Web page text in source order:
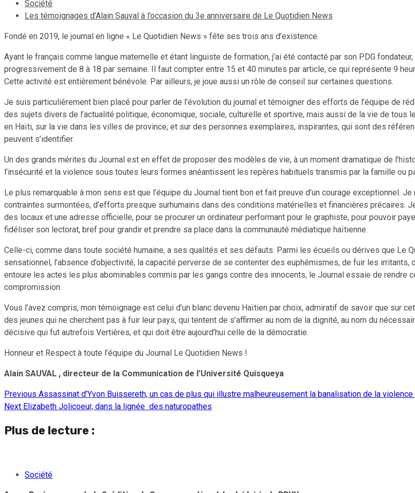
Société
Les témoignages d’Alain Sauval à l’occasion du 3e anniversaire de Le Quotidien News
Fondé en 2019, le journal en ligne « Le Quotidien News » fête ses trois ans d’existence.
Ayant le français comme langue maternelle et étant linguiste de formation, j’ai été contacté par son PDG
progressivement de 8 à 18 par semaine. Il faut compter entre 15 et 40 minutes par article, ce qui représente 9
Cette activité est entièrement bénévole. Par ailleurs, je joue aussi un rôle de conseil sur certaines questions.
Je suis particulièrement bien placé pour parler de l’évolution du journal et témoigner des efforts de l’équipe de
des sujets divers de l’actualité politique, économique, sociale, culturelle et sportive, mais aussi de la vie de
en Haïti, sur la vie dans les villes de province, et sur des personnes exemplaires, inspirantes, qui sont des
peuvent s’identifier.
Un des grands mérites du Journal est en effet de proposer des modèles de vie, à un moment dramatique de
l’insécurité et la violence sous toutes leurs formes anéantissent les repères habituels transmis par la famille ou
Le plus remarquable à mon sens est que l’équipe du Journal tient bon et fait preuve d’un courage exceptionnel.
contraintes surmontées, d’efforts presque surhumains dans des conditions matérielles et financières
des locaux et une adresse officielle, pour se procurer un ordinateur performant pour le graphiste, pour pouvoir
fidéliser son lectorat, bref pour grandir et prendre sa place dans la communauté médiatique haïtienne.
Celle-ci, comme dans toute société humaine, a ses qualités et ses défauts. Parmi les écueils ou dérives que Le
sensationnel, l’absence d’objectivité, la capacité perverse de se contenter des euphémismes, de fuir les
entoure les actes les plus abominables commis par les gangs contre des innocents, le Journal essaie de rendre
compromission.
Vous l’avez compris, mon témoignage est celui d’un blanc devenu Haïtien par choix, admiratif de savoir que sur
des jeunes qui ne cherchent pas à fuir leur pays, qui tentent de s’affirmer au nom de la dignité, au nom du
décisive qui fut autrefois Vertières, et qui doit être aujourd’hui celle de la démocratie.
Honneur et Respect à toute l’équipe du Journal Le Quotidien News !
Alain SAUVAL , directeur de la Communication de l’Université Quisqueya
Continue
Previous Assassinat d’Yvon Buissereth, un cas de plus qui illustre malheureusement la banalisation de la
Next Elizabeth Jolicoeur, dans la lignée des naturopathes
Plus de lecture :
Société